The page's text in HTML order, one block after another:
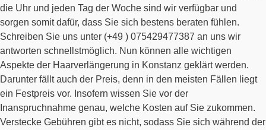
die Uhr und jeden Tag der Woche sind wir verfügbar und
sorgen somit dafür, dass Sie sich bestens beraten fühlen.
Schreiben Sie uns unter (+49 ) 075429477387 an uns wir
antworten schnellstmöglich. Nun können alle wichtigen
Aspekte der Haarverlängerung in Konstanz geklärt werden.
Darunter fällt auch der Preis, denn in den meisten Fällen liegt
ein Festpreis vor. Insofern wissen Sie vor der
Inanspruchnahme genau, welche Kosten auf Sie zukommen.
Verstecke Gebühren gibt es nicht, sodass Sie sich während der